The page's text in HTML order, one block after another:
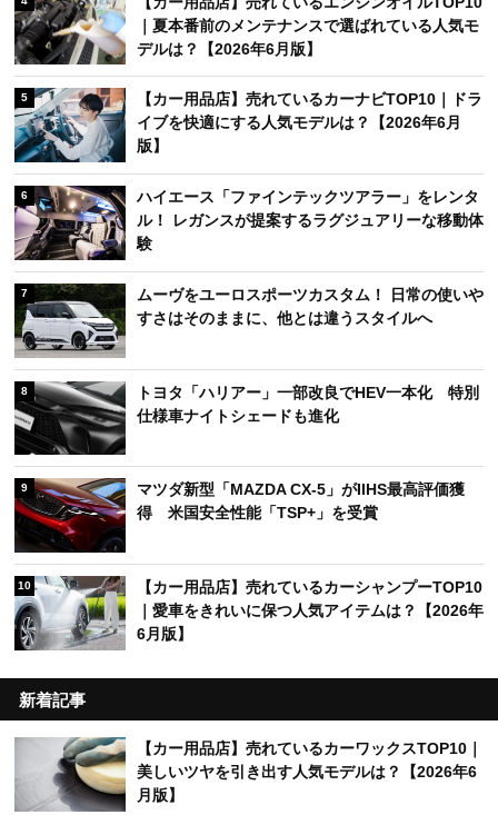
｜夏本番前のメンテナンスで選ばれている人気モ
デルは？【2026年6月版】
5
【カー用品店】売れているカーナビTOP10｜ドラ
イブを快適にする人気モデルは？【2026年6月
版】
6
ハイエース「ファインテックツアラー」をレンタ
ル！ レガンスが提案するラグジュアリーな移動体
験
7
ムーヴをユーロスポーツカスタム！ 日常の使いや
すさはそのままに、他とは違うスタイルへ
8
トヨタ「ハリアー」一部改良でHEV一本化 特別
仕様車ナイトシェードも進化
9
マツダ新型「MAZDA CX-5」がIIHS最高評価獲
得 米国安全性能「TSP+」を受賞
10
【カー用品店】売れているカーシャンプーTOP10
｜愛車をきれいに保つ人気アイテムは？【2026年
6月版】
新着記事
【カー用品店】売れているカーワックスTOP10｜
美しいツヤを引き出す人気モデルは？【2026年6
月版】